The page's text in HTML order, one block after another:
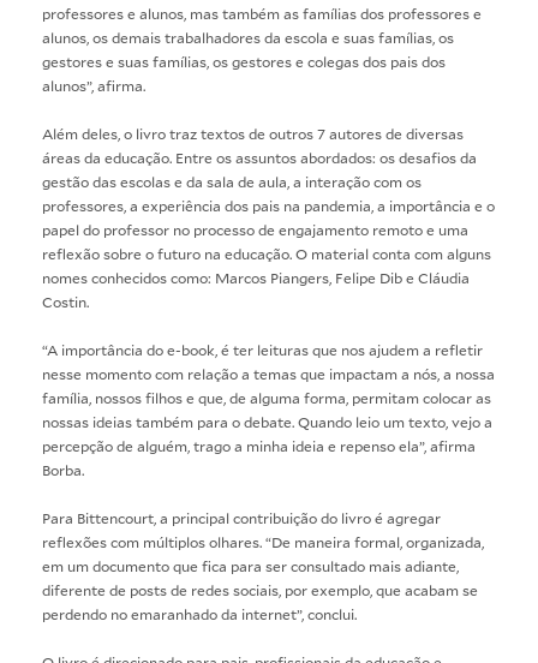
professores e alunos, mas também as famílias dos professores e
alunos, os demais trabalhadores da escola e suas famílias, os
gestores e suas famílias, os gestores e colegas dos pais dos
alunos”, afirma.
Além deles, o livro traz textos de outros 7 autores de diversas
áreas da educação. Entre os assuntos abordados: os desafios da
gestão das escolas e da sala de aula, a interação com os
professores, a experiência dos pais na pandemia, a importância e o
papel do professor no processo de engajamento remoto e uma
reflexão sobre o futuro na educação. O material conta com alguns
nomes conhecidos como: Marcos Piangers, Felipe Dib e Cláudia
Costin.
“A importância do e-book, é ter leituras que nos ajudem a refletir
nesse momento com relação a temas que impactam a nós, a nossa
família, nossos filhos e que, de alguma forma, permitam colocar as
nossas ideias também para o debate. Quando leio um texto, vejo a
percepção de alguém, trago a minha ideia e repenso ela”, afirma
Borba.
Para Bittencourt, a principal contribuição do livro é agregar
reflexões com múltiplos olhares. “De maneira formal, organizada,
em um documento que fica para ser consultado mais adiante,
diferente de posts de redes sociais, por exemplo, que acabam se
perdendo no emaranhado da internet”, conclui.